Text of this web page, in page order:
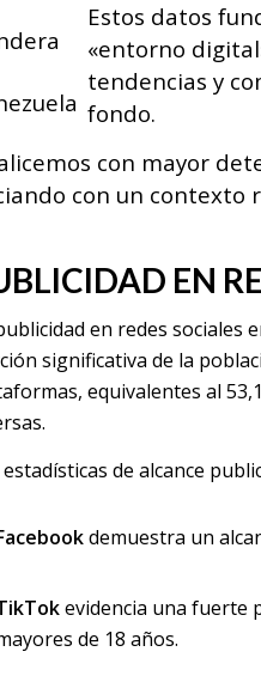
Estos datos
«entorno
tendencias y
fondo.
con mayor
con un contexto
EN
en redes sociales
significativa de la
equivalentes al
estadísticas de alcance
demuestra un
evidencia una fuerte
de 18 años.